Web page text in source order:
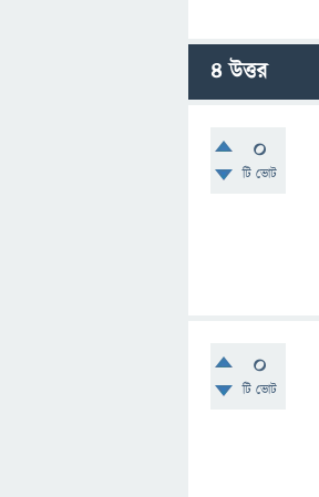
4উত্তর
0
টি ভোট
0
টি ভোট